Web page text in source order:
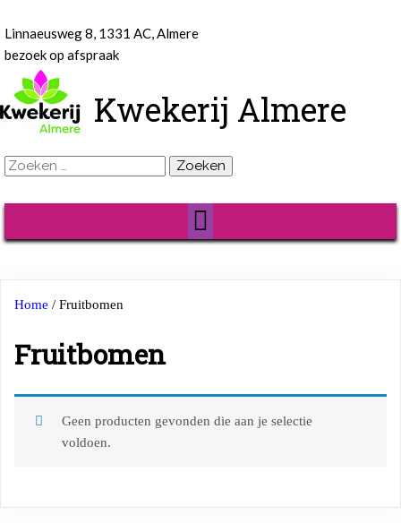
Linnaeusweg 8, 1331 AC, Almere
bezoek op afspraak
Kwekerij Almere
Zoeken
Home / Fruitbomen
Fruitbomen
Geen producten gevonden die aan je selectie
voldoen.